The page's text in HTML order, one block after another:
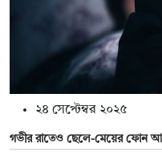
২৪ সেপ্টেম্বর ২০২৫
গভীর রাতেও ছেলে-মেয়ের ফোন